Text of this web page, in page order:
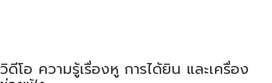
วิดีโอ ความรู้เรื่องหู การได้ยิน และเครื่อง